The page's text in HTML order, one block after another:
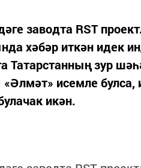
заводта RST
хәбәр иткән идек
Татарстанның зур
исемле булса,
икән.